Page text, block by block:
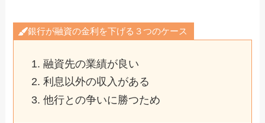
銀行が融資の金利を下げる３つのケース
融資先の業績が良い
利息以外の収入がある
他行との争いに勝つため